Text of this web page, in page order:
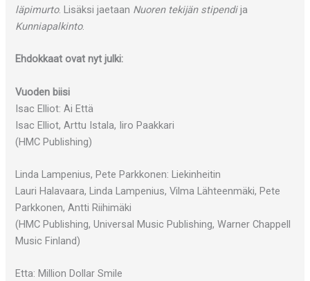
läpimurto. Lisäksi jaetaan Nuoren tekijän stipendija
Kunniapalkinto.
Ehdokkaat ovat nyt julki:
Vuoden biisi
Isac Elliot: Ai Että
Isac Elliot, Arttu Istala, Iiro Paakkari
(HMC Publishing)
Linda Lampenius, Pete Parkkonen: Liekinheitin
Lauri Halavaara, Linda Lampenius, Vilma Lähteenmäki, Pete
Parkkonen, Antti Riihimäki
(HMC Publishing, Universal Music Publishing, Warner Chappell
Music Finland)
Etta: Million Dollar Smile